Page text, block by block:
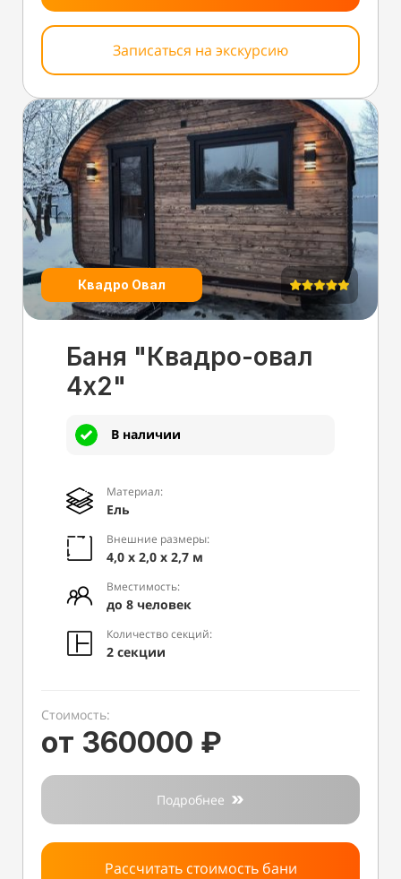
Записаться на экскурсию
Квадро Овал
Баня "Квадро-овал
4х2"
В наличии
Материал:
Ель
Внешние размеры:
4,0 х 2,0 х 2,7 м
Вместимость:
до 8 человек
Количество секций:
2 секции
Стоимость:
от 360000 ₽
Подробнее
Рассчитать стоимость бани